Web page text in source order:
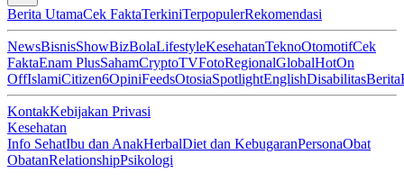
Berita UtamaCek FaktaTerkiniTerpopulerRekomendasi
NewsBisnisShowBizBolaLifestyleKesehatanTeknoOtomotifCek
FaktaEnam PlusSahamCryptoTVFotoRegionalGlobalHotOn
OffIslamiCitizen6OpiniFeedsOtosiaSpotlightEnglishDisabilitasBerita
KontakKebijakan Privasi
Kesehatan
Info SehatIbu dan AnakHerbalDiet dan KebugaranPersonaObat
ObatanRelationshipPsikologi